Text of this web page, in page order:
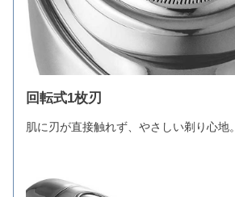
回転式1枚刃
肌に刃が直接触れず、やさしい剃り心地。